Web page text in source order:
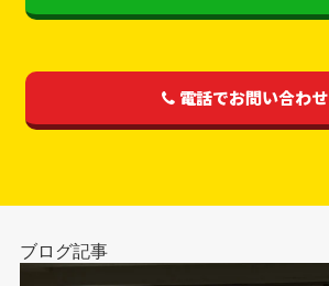
電話でお問い合わせ
ブログ記事